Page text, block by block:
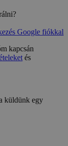
Google fiókkal
kapcsán
és
küldünk egy